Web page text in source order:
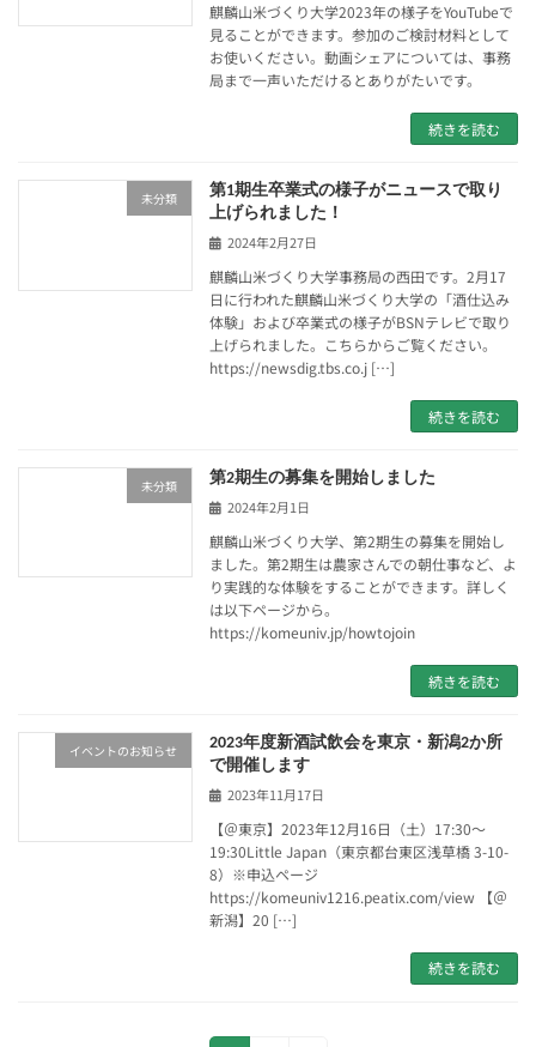
麒麟山米づくり大学2023年の様子をYouTubeで
見ることができます。参加のご検討材料として
お使いください。動画シェアについては、事務
局まで一声いただけるとありがたいです。
続きを読む
未分類
第1期生卒業式の様子がニュースで取り
上げられました！
2024年2月27日
麒麟山米づくり大学事務局の西田です。2月17
日に行われた麒麟山米づくり大学の「酒仕込み
体験」および卒業式の様子がBSNテレビで取り
上げられました。こちらからご覧ください。
https://newsdig.tbs.co.j […]
続きを読む
未分類 第2期生の募集を開始しました
2024年2月1日
麒麟山米づくり大学、第2期生の募集を開始し
ました。第2期生は農家さんでの朝仕事など、よ
り実践的な体験をすることができます。詳しく
は以下ページから。
https://komeuniv.jp/howtojoin
続きを読む
イベントのお知らせ
2023年度新酒試飲会を東京・新潟2か所
で開催します
2023年11月17日
【＠東京】2023年12月16日（土）17:30～
19:30Little Japan（東京都台東区浅草橋 3-10-
8）※申込ページ
https://komeuniv1216.peatix.com/view 【＠
新潟】20 […]
続きを読む